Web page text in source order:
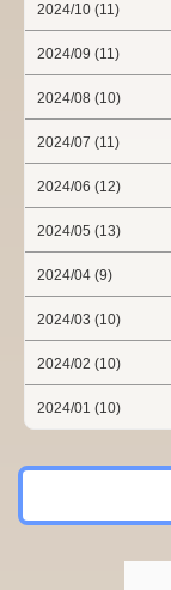
2024/10 (11)
2024/09 (11)
2024/08 (10)
2024/07 (11)
2024/06 (12)
2024/05 (13)
2024/04 (9)
2024/03 (10)
2024/02 (10)
2024/01 (10)